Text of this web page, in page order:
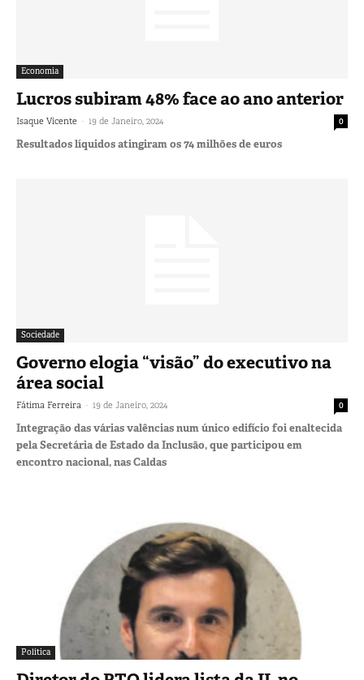
Economia
Lucros subiram 48% face ao ano anterior
Isaque Vicente - 19 de Janeiro, 2024 0
Resultados líquidos atingiram os 74 milhões de euros
Sociedade
Governo elogia “visão” do executivo na
área social
Fátima Ferreira - 19 de Janeiro, 2024 0
Integração das várias valências num único edifício foi enaltecida
pela Secretária de Estado da Inclusão, que participou em
encontro nacional, nas Caldas
Política